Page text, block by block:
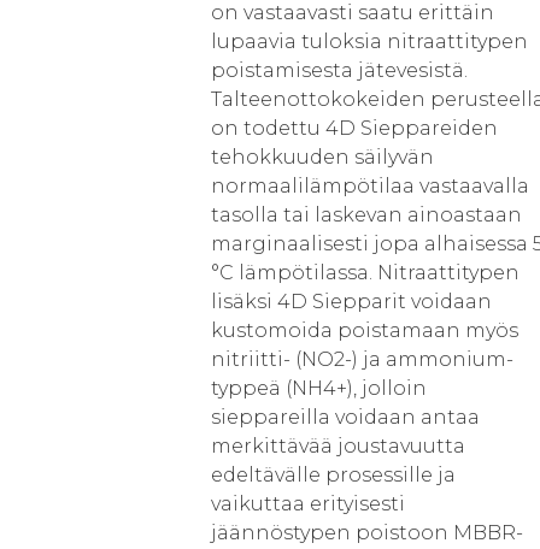
on vastaavasti saatu erittäin
lupaavia tuloksia nitraattitypen
poistamisesta jätevesistä.
Talteenottokokeiden
on todettu 4D Sieppareiden
tehokkuuden säilyvän
normaalilämpötilaa vastaavalla
tasolla tai laskevan ainoastaan
marginaalisesti jopa alhaisessa
°C lämpötilassa. Nitraattitypen
lisäksi 4D Siepparit voidaan
kustomoida poistamaan myös
nitriitti- (NO2-) ja ammonium-
typpeä (NH4+), jolloin
sieppareilla voidaan antaa
merkittävää joustavuutta
edeltävälle prosessille ja
vaikuttaa erityisesti
jäännöstypen poistoon MBBR-